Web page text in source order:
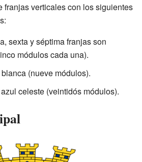
franjas verticales con los siguientes
sexta y séptima franjas son
módulos cada una).
(nueve módulos).
celeste (veintidós módulos).